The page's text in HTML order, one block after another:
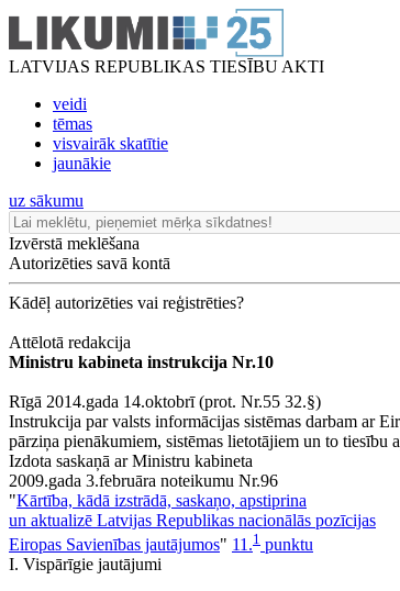
LATVIJAS REPUBLIKAS TIESĪBU AKTI
veidi
tēmas
visvairāk skatītie
jaunākie
uz sākumu
Izvērstā meklēšana
Autorizēties savā kontā
Kādēļ autorizēties vai reģistrēties?
Attēlotā redakcija
Ministru kabineta instrukcija Nr.10
Rīgā 2014.gada 14.oktobrī (prot. Nr.55 32.§)
Instrukcija par valsts informācijas sistēmas darbam ar
pārziņa pienākumiem, sistēmas lietotājiem un to tiesību
Izdota saskaņā ar Ministru kabineta
2009.gada 3.februāra noteikumu Nr.96
"Kārtība, kādā izstrādā, saskaņo, apstiprina
un aktualizē Latvijas Republikas nacionālās pozīcijas
Eiropas Savienības jautājumos" 11.1 punktu
I. Vispārīgie jautājumi